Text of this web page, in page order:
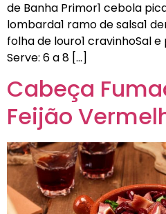
de Banha Primor1 cebola
lombarda1 ramo de salsa1
folha de louro1 cravinhoSal
Serve: 6 a 8 […]
Cabeça
Feijão